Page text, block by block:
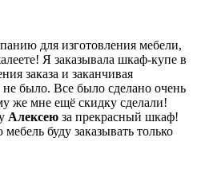
для изготовления мебели,
Я заказывала шкаф-купе в
заказа и заканчивая
было. Все было сделано очень
же мне ещё скидку сделали!
Алексею за прекрасный шкаф!
буду заказывать только